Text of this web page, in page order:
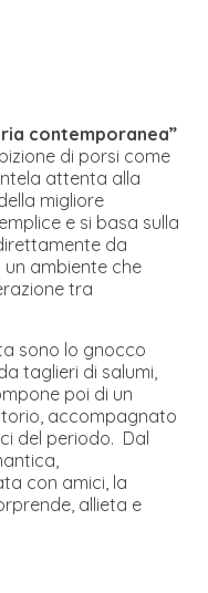
contemporanea”
di porsi come
attenta alla
migliore
e si basa sulla
da
ambiente che
tra
sono lo gnocco
taglieri di salumi,
poi di un
accompagnato
del periodo. Dal
con amici, la
allieta e